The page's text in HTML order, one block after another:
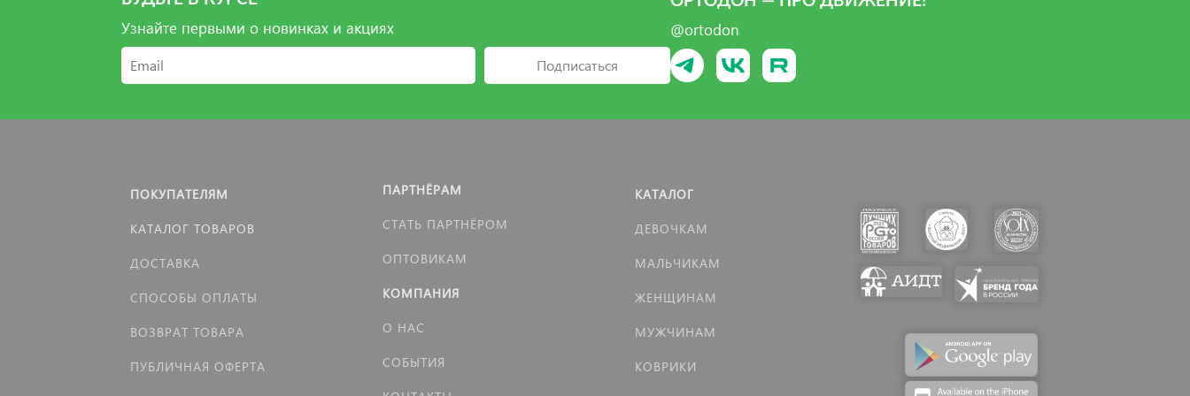
Узнайте первыми о новинках и акциях
Подписаться
@ortodon
ПОКУПАТЕЛЯМ
КАТАЛОГ ТОВАРОВ
ДОСТАВКА
СПОСОБЫ ОПЛАТЫ
ВОЗВРАТ ТОВАРА
ПУБЛИЧНАЯ ОФЕРТА
ПАРТНЁРАМ
СТАТЬ ПАРТНЁРОМ
ОПТОВИКАМ
КОМПАНИЯ
О НАС
СОБЫТИЯ
КАТАЛОГ
ДЕВОЧКАМ
МАЛЬЧИКАМ
ЖЕНЩИНАМ
МУЖЧИНАМ
КОВРИКИ